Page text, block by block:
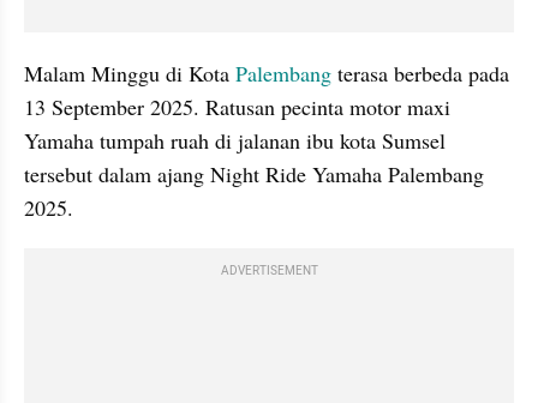
Malam Minggu di Kota Palembang terasa berbeda pada
13 September 2025. Ratusan pecinta motor maxi
Yamaha tumpah ruah di jalanan ibu kota Sumsel
tersebut dalam ajang Night Ride Yamaha Palembang
2025.
ADVERTISEMENT